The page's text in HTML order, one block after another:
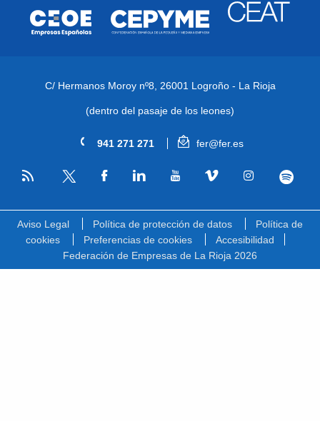
C/ Hermanos Moroy nº8, 26001 Logroño - La Rioja
(dentro del pasaje de los leones)
941 271 271 fer@fer.es
RSS
Aviso Legal Política de protección de datos
Política de
cookies
Preferencias de cookies
Accesibilidad
Federación de Empresas de La Rioja 2026